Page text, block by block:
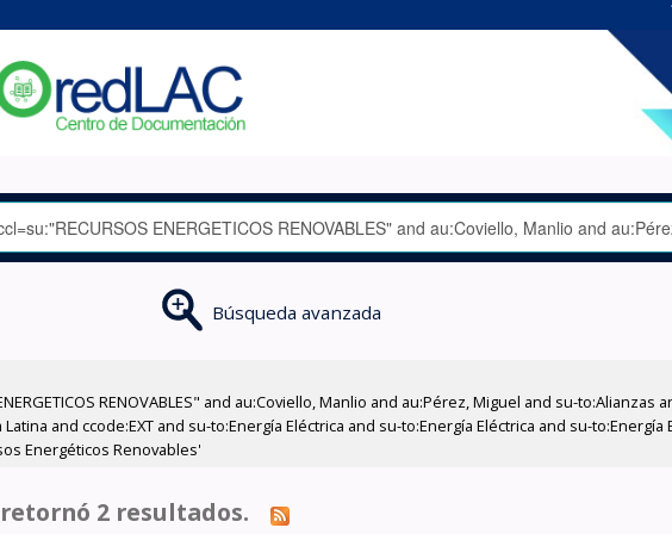
Búsqueda avanzada
RENOVABLES" and au:Coviello, Manlio and au:Pérez, Miguel and su-to:Alianzas
and ccode:EXT and su-to:Energía Eléctrica and su-to:Energía Eléctrica and su-
Energéticos Renovables'
2 resultados.